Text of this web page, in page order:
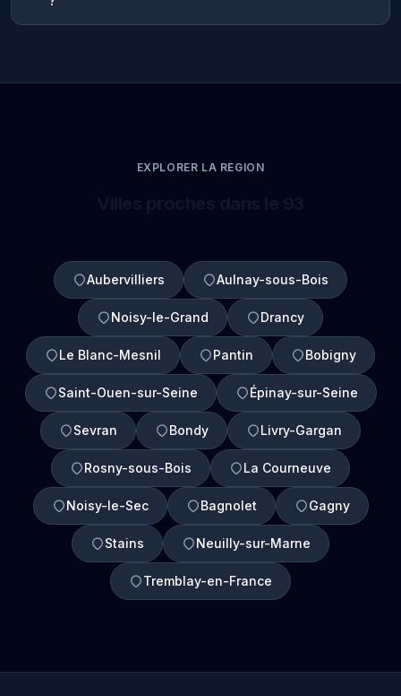
EXPLORER LA REGION
Aubervilliers Aulnay-sous-Bois
Noisy-le-Grand Drancy
Le Blanc-Mesnil Pantin Bobigny
Saint-Ouen-sur-Seine Épinay-sur-Seine
Sevran Bondy Livry-Gargan
Rosny-sous-Bois La Courneuve
Noisy-le-Sec Bagnolet Gagny
Stains Neuilly-sur-Marne
Tremblay-en-France